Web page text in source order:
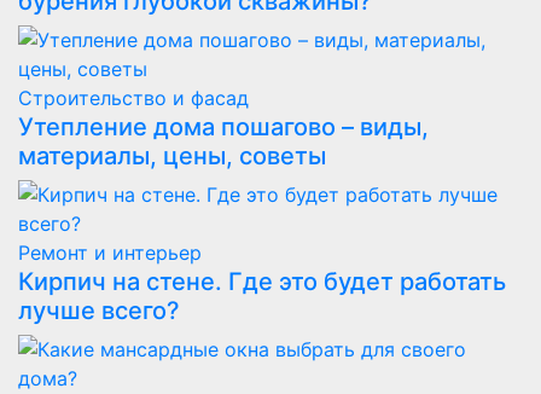
Строительство и фасад
Утепление дома пошагово – виды,
материалы, цены, советы
Ремонт и интерьер
Кирпич на стене. Где это будет работать
лучше всего?